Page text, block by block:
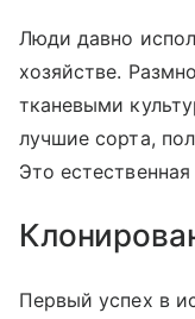
Люди давно
хозяйстве.
тканевыми
лучшие сорта,
Это
Первый успех в